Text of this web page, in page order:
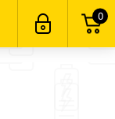
0